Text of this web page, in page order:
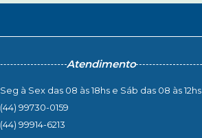
Atendimento
Seg à Sex das 08 às 18hs e Sáb das 08 às 12hs
(44) 99730-0159
(44) 99914-6213